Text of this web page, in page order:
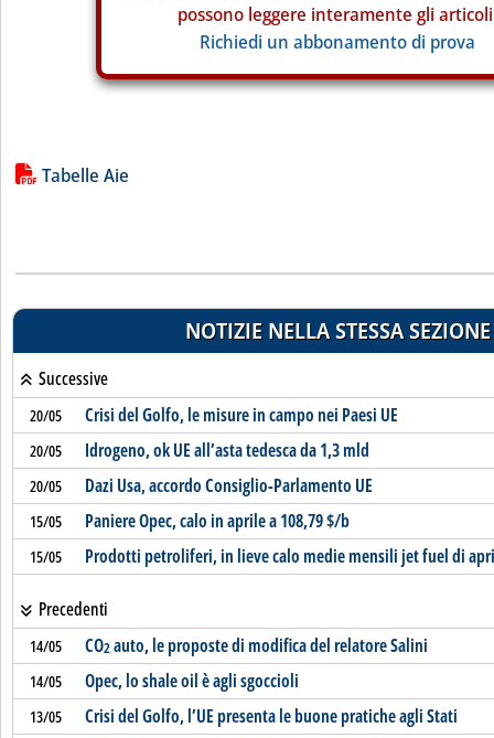
possono leggere interamente gli
Richiedi un abbonamento di prova
Lista allegati PDF alla notizia
Tabelle Aie
NOTIZIE NELLA STESSA SEZIONE
Successive
20/05 Crisi del Golfo, le misure in campo nei Paesi UE
20/05 Idrogeno, ok UE all’asta tedesca da 1,3 mld
20/05 Dazi Usa, accordo Consiglio-Parlamento UE
15/05 Paniere Opec, calo in aprile a 108,79 $/b
15/05 Prodotti petroliferi, in lieve calo medie mensili jet fuel di
Precedenti
14/05 CO2auto, le proposte di modifica del relatore Salini
14/05 Opec, lo shale oil è agli sgoccioli
13/05 Crisi del Golfo, l’UE presenta le buone pratiche agli Stati